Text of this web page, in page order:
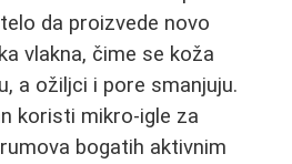
da proizvede novo
vlakna, čime se koža
a ožiljci i pore smanjuju.
koristi mikro-igle za
bogatih aktivnim